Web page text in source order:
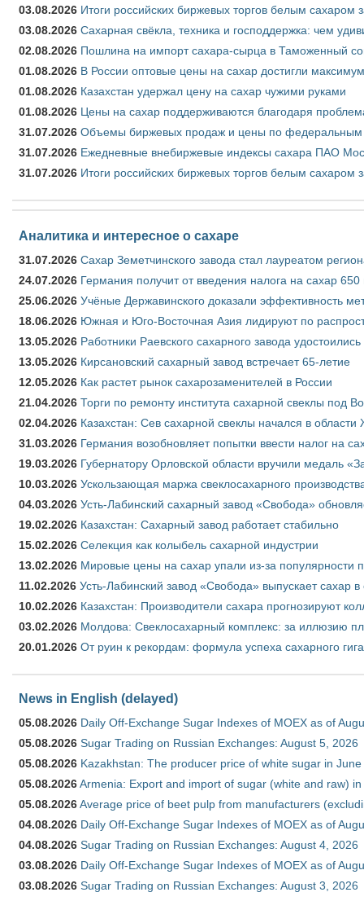
03.08.2026 Итоги российских биржевых торгов белым сахаром
03.08.2026 Сахарная свёкла, техника и господдержка: чем
02.08.2026 Пошлина на импорт сахара-сырца в Таможенный
01.08.2026 В России оптовые цены на сахар достигли
01.08.2026 Казахстан удержал цену на сахар чужими руками
01.08.2026 Цены на сахар поддерживаются благодаря
31.07.2026 Объемы биржевых продаж и цены по федеральным
31.07.2026 Ежедневные внебиржевые индексы сахара ПАО
31.07.2026 Итоги российских биржевых торгов белым сахаром
Аналитика и интересное о сахаре
31.07.2026 Сахар Земетчинского завода стал лауреатом
24.07.2026 Германия получит от введения налога на сахар
25.06.2026 Учёные Державинского доказали эффективность
18.06.2026 Южная и Юго-Восточная Азия лидируют по
13.05.2026 Работники Раевского сахарного завода удостоились
13.05.2026 Кирсановский сахарный завод встречает 65-летие
12.05.2026 Как растет рынок сахарозаменителей в России
21.04.2026 Торги по ремонту института сахарной свеклы под
02.04.2026 Казахстан: Сев сахарной свеклы начался в области
31.03.2026 Германия возобновляет попытки ввести налог на
19.03.2026 Губернатору Орловской области вручили медаль
10.03.2026 Ускользающая маржа свеклосахарного
04.03.2026 Усть-Лабинский сахарный завод «Свобода»
19.02.2026 Казахстан: Сахарный завод работает стабильно
15.02.2026 Селекция как колыбель сахарной индустрии
13.02.2026 Мировые цены на сахар упали из-за популярности
11.02.2026 Усть-Лабинский завод «Свобода» выпускает сахар в
10.02.2026 Казахстан: Производители сахара прогнозируют
03.02.2026 Молдова: Свеклосахарный комплекс: за иллюзию
20.01.2026 От руин к рекордам: формула успеха сахарного
News in English (delayed)
05.08.2026 Daily Off-Exchange Sugar Indexes of MOEX as of
05.08.2026 Sugar Trading on Russian Exchanges: August 5, 2026
05.08.2026 Kazakhstan: The producer price of white sugar in
05.08.2026Armenia: Export and import of sugar (white and raw)
05.08.2026Average price of beet pulp from manufacturers
04.08.2026 Daily Off-Exchange Sugar Indexes of MOEX as of
04.08.2026 Sugar Trading on Russian Exchanges: August 4, 2026
03.08.2026 Daily Off-Exchange Sugar Indexes of MOEX as of
03.08.2026 Sugar Trading on Russian Exchanges: August 3, 2026